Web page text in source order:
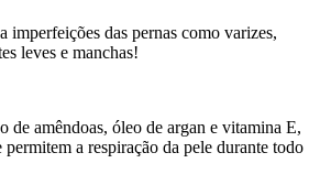
imperfeições das pernas como varizes,
leves e manchas!
de amêndoas, óleo de argan e vitamina E,
a respiração da pele durante todo